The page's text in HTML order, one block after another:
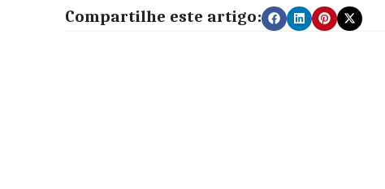
Compartilhe este artigo: